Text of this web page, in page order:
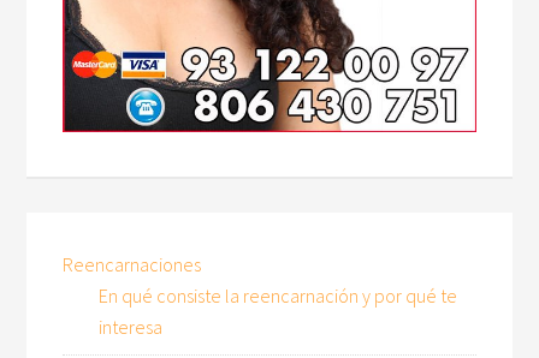
Reencarnaciones
En qué consiste la reencarnación y por qué te
interesa